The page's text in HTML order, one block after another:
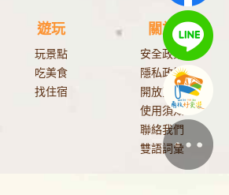
遊玩
玩景點
吃美食
找住宿
關於
安全政策
隱私政策
開放資料
使用須知
聯絡我們
雙語詞彙